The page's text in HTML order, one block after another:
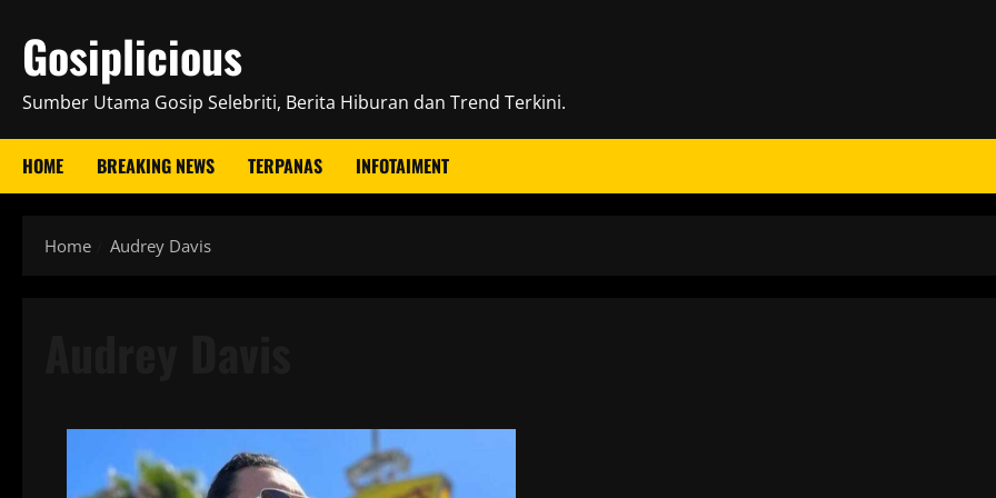
content
Gosiplicious
Sumber Utama Gosip Selebriti, Berita Hiburan dan Trend Terkini.
HOME BREAKING NEWS TERPANAS INFOTAIMENT
Home Audrey Davis